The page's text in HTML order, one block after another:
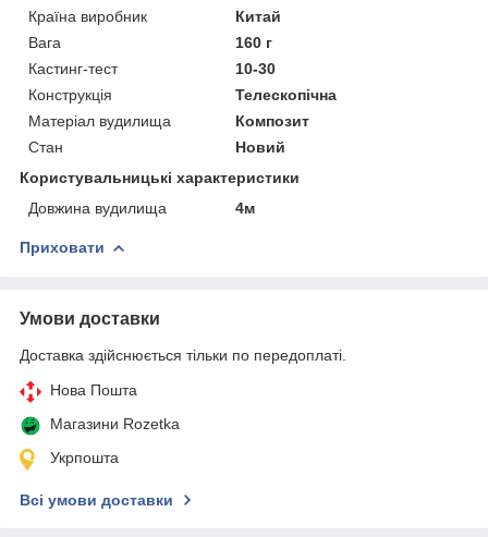
Країна виробник
Китай
Вага
160 г
Кастинг-тест
10-30
Конструкція
Телескопічна
Матеріал вудилища
Композит
Стан
Новий
Користувальницькі характеристики
Довжина вудилища
4м
Приховати
Умови доставки
Доставка здійснюється тільки по передоплаті.
Нова Пошта
Магазини Rozetka
Укрпошта
Всі умови доставки